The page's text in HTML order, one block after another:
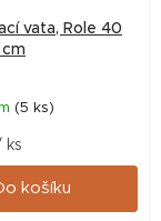
vata, Role 40
(5 ks)
ks
košíku